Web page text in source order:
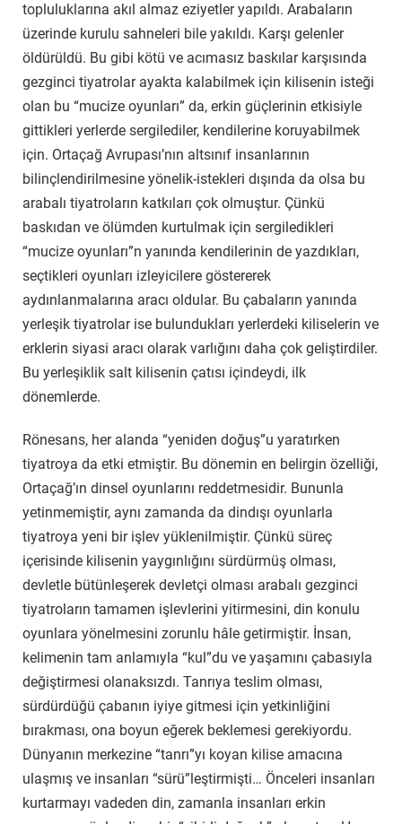
topluluklarına akıl almaz eziyetler yapıldı. Arabaların
üzerinde kurulu sahneleri bile yakıldı. Karşı gelenler
öldürüldü. Bu gibi kötü ve acımasız baskılar karşısında
gezginci tiyatrolar ayakta kalabilmek için kilisenin isteği
olan bu “mucize oyunları” da, erkin güçlerinin etkisiyle
gittikleri yerlerde sergilediler, kendilerine koruyabilmek
için. Ortaçağ Avrupası’nın altsınıf insanlarının
bilinçlendirilmesine yönelik-istekleri dışında da olsa bu
arabalı tiyatroların katkıları çok olmuştur. Çünkü
baskıdan ve ölümden kurtulmak için sergiledikleri
“mucize oyunları”n yanında kendilerinin de yazdıkları,
seçtikleri oyunları izleyicilere göstererek
aydınlanmalarına aracı oldular. Bu çabaların yanında
yerleşik tiyatrolar ise bulundukları yerlerdeki kiliselerin ve
erklerin siyasi aracı olarak varlığını daha çok geliştirdiler.
Bu yerleşiklik salt kilisenin çatısı içindeydi, ilk
dönemlerde.
Rönesans, her alanda “yeniden doğuş”u yaratırken
tiyatroya da etki etmiştir. Bu dönemin en belirgin özelliği,
Ortaçağ’ın dinsel oyunlarını reddetmesidir. Bununla
yetinmemiştir, aynı zamanda da dindışı oyunlarla
tiyatroya yeni bir işlev yüklenilmiştir. Çünkü süreç
içerisinde kilisenin yaygınlığını sürdürmüş olması,
devletle bütünleşerek devletçi olması arabalı gezginci
tiyatroların tamamen işlevlerini yitirmesini, din konulu
oyunlara yönelmesini zorunlu hâle getirmiştir. İnsan,
kelimenin tam anlamıyla “kul”du ve yaşamını çabasıyla
değiştirmesi olanaksızdı. Tanrıya teslim olması,
sürdürdüğü çabanın iyiye gitmesi için yetkinliğini
bırakması, ona boyun eğerek beklemesi gerekiyordu.
Dünyanın merkezine “tanrı”yı koyan kilise amacına
ulaşmış ve insanları “sürü”leştirmişti… Önceleri insanları
kurtarmayı vadeden din, zamanla insanları erkin